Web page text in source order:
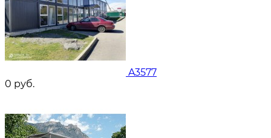
A3577
0 руб.